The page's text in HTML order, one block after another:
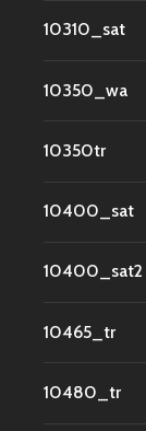
10310_sat
10350_wa
10350tr
10400_sat
10400_sat2
10465_tr
10480_tr